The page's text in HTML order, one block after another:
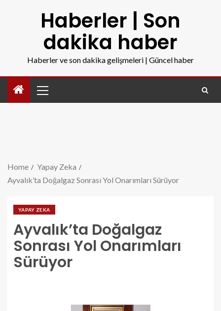
Haberler | Son
dakika haber
Haberler ve son dakika gelişmeleri | Güncel haber
Home
Yapay Zeka
Ayvalık’ta Doğalgaz Sonrası Yol Onarımları Sürüyor
YAPAY ZEKA
Ayvalık’ta Doğalgaz
Sonrası Yol Onarımları
Sürüyor